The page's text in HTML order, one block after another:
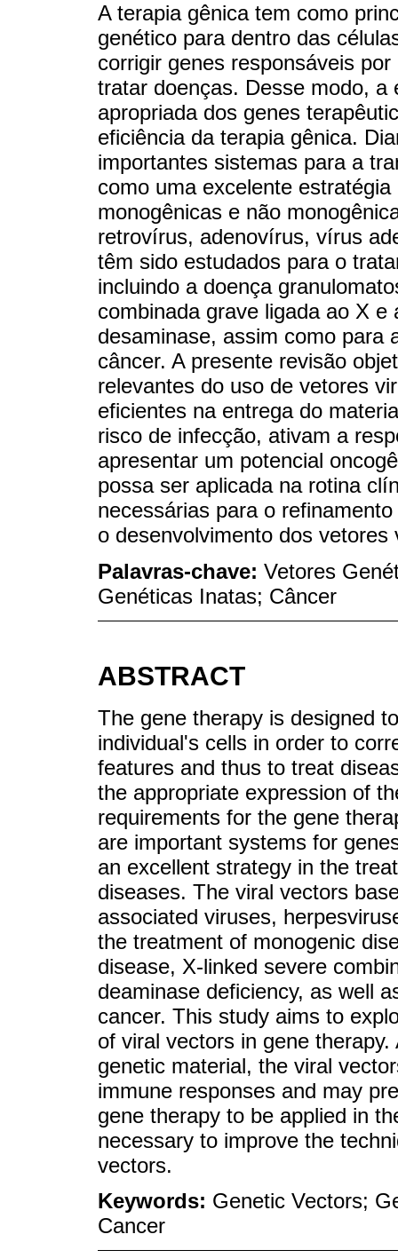
A terapia gênica tem como
genético para dentro das
corrigir genes responsáveis
tratar doenças. Desse modo, a
apropriada dos genes
eficiência da terapia gênica.
importantes sistemas para a
como uma excelente
monogênicas e não
retrovírus, adenovírus, vírus
têm sido estudados para o
incluindo a doença
combinada grave ligada ao X
desaminase, assim como para
câncer. A presente revisão
relevantes do uso de vetores
eficientes na entrega do
risco de infecção, ativam a
apresentar um potencial
possa ser aplicada na rotina
necessárias para o
o desenvolvimento dos vetores
Palavras-chave: Vetores
Genéticas Inatas; Câncer
ABSTRACT
The gene therapy is designed
individual's cells in order to
features and thus to treat
the appropriate expression of
requirements for the gene
are important systems for
an excellent strategy in the
diseases. The viral vectors
associated viruses,
the treatment of monogenic
disease, X-linked severe
deaminase deficiency, as well
cancer. This study aims to
of viral vectors in gene
genetic material, the viral
immune responses and may
gene therapy to be applied in
necessary to improve the
vectors.
Keywords: Genetic Vectors;
Cancer